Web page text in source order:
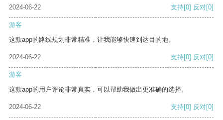
2024-06-22 支持[0] 反对[0]
游客
这款app的路线规划非常精准，让我能够快速到达目的地。
2024-06-22 支持[0] 反对[0]
游客
这款app的用户评论非常真实，可以帮助我做出更准确的选择。
2024-06-22 支持[0] 反对[0]